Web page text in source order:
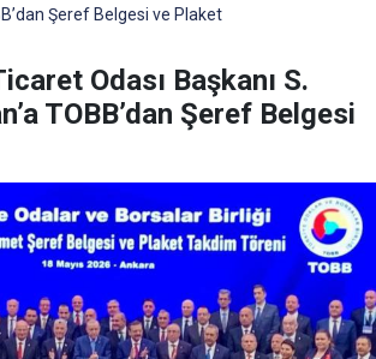
Şeref Belgesi ve Plaket
Odası Başkanı S.
TOBB’dan Şeref Belgesi